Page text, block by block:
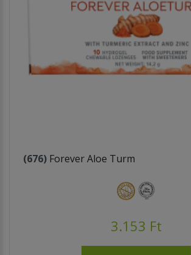
(676) Forever Aloe Turm
3.153 Ft